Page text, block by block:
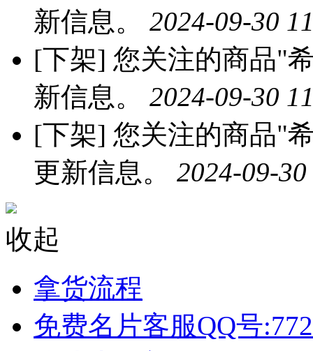
新信息。 2024-09-30
[下架] 您关注的商品"
新信息。 2024-09-30
[下架] 您关注的商品"
更新信息。 2024-09-
收起
拿货流程
免费名片客服QQ号